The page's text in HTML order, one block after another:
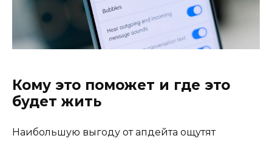
Кому это поможет и где это
будет жить
Наибольшую выгоду от апдейта ощутят